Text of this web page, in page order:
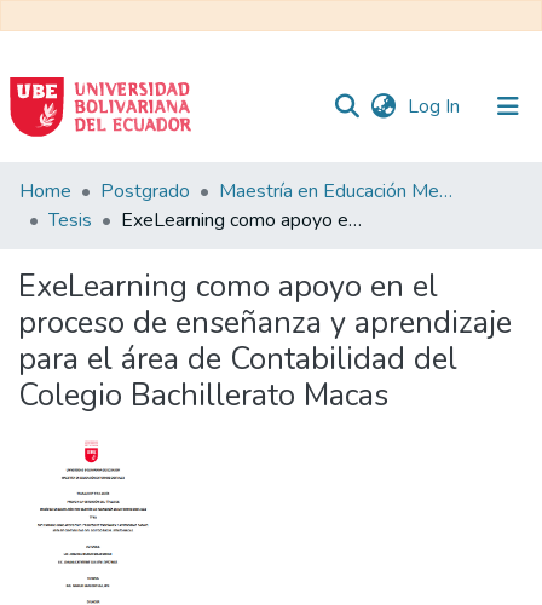
Log In (current)
Communities
&
All of DSpace
Statistics
Home Postgrado
Maestría en Educación Mención en Pedagogía en Entornos Digitales
Tesis
ExeLearning como apoyo en el proceso de enseñanza y aprendizaje para el área de Contabilidad del Colegio Bachillerato Macas
ExeLearning como apoyo en el
proceso de enseñanza y aprendizaje
para el área de Contabilidad del
Colegio Bachillerato Macas